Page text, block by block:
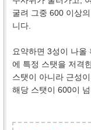
굴려 그중 600 이상
니다.
요약하면 3성이 나올
에 특정 스탯을 저격
스탯이 아니라 근성
해당 스탯이 600이